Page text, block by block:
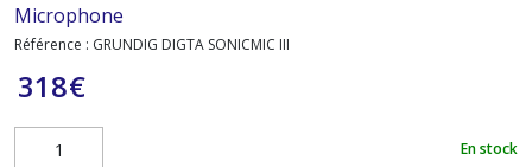
Microphone
Référence : GRUNDIG DIGTA SONICMIC III
318€
En stock